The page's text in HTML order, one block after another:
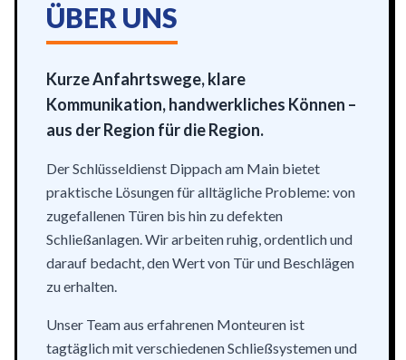
ÜBER UNS
Kurze Anfahrtswege, klare
Kommunikation, handwerkliches Können –
aus der Region für die Region.
Der Schlüsseldienst Dippach am Main bietet
praktische Lösungen für alltägliche Probleme: von
zugefallenen Türen bis hin zu defekten
Schließanlagen. Wir arbeiten ruhig, ordentlich und
darauf bedacht, den Wert von Tür und Beschlägen
zu erhalten.
Unser Team aus erfahrenen Monteuren ist
tagtäglich mit verschiedenen Schließsystemen und